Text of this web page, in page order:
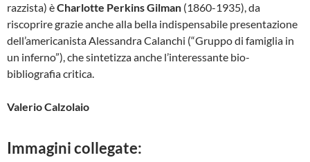
razzista) èCharlotte Perkins Gilman (1860-1935), da
riscoprire grazie anche alla bella indispensabile presentazione
dell’americanista Alessandra Calanchi (“Gruppo di famiglia in
un inferno”), che sintetizza anche l’interessante bio-
bibliografia critica.
Valerio Calzolaio
Immagini collegate: